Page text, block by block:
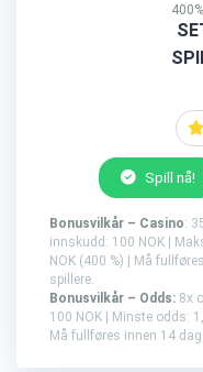
Spill nå!
Bonusvilkår – Casino:
innskudd: 100 NOK |
NOK (400 %) | Må
spillere.
Bonusvilkår – Odds: 8x
100 NOK | Minste odds:
Må fullføres innen 14